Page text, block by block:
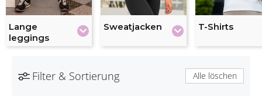
Lange
leggings
Sweatjacken T-Shirts
Filter & Sortierung Alle löschen